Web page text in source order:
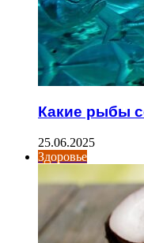
Какие рыбы
25.06.2025
Здоровье